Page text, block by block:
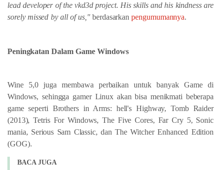
lead developer of the vkd3d project. His skills and his kindness are
sorely missed by all of us,"berdasarkanpengumumannya.
Peningkatan Dalam Game Windows
Wine 5,0 juga membawa perbaikan untuk banyak Game di
Windows, sehingga gamer Linux akan bisa menikmati beberapa
game seperti Brothers in Arms: hell's Highway, Tomb Raider
(2013), Tetris For Windows, The Five Cores, Far Cry 5, Sonic
mania, Serious Sam Classic, dan The Witcher Enhanced Edition
(GOG).
BACA JUGA